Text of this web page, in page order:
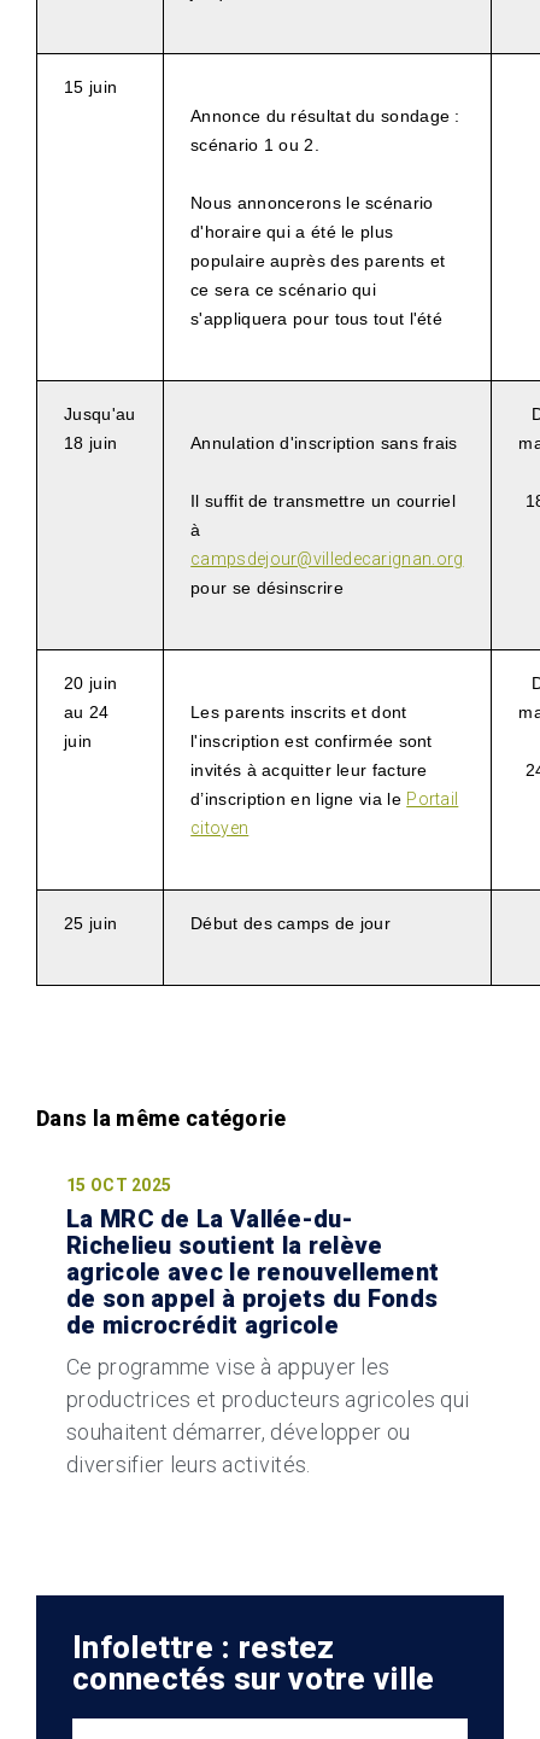
15 juin
Annonce du résultat du sondage :
scénario 1 ou 2.
Nous annoncerons le scénario
d'horaire qui a été le plus
populaire auprès des parents et
ce sera ce scénario qui
s'appliquera pour tous tout l'été
Jusqu'au
18 juin
Annulation d'inscription sans frais
Il suffit de transmettre un courriel
à
campsdejour@villedecarignan.org
pour se désinscrire
20 juin
au 24
juin
Les parents inscrits et dont
l'inscription est confirmée sont
invités àacquitter leur facture
d’inscription en ligne via le Portail
citoyen
25 juin Début des camps de jour
15 OCT 2025
La MRC de La Vallée-du-
Richelieu soutient la relève
agricole avec le renouvellement
de son appel à projets du Fonds
de microcrédit agricole
Ce programme vise à appuyer les
productrices et producteurs agricoles qui
souhaitent démarrer, développer ou
diversifier leurs activités.
Infolettre : restez
connectés sur votre ville